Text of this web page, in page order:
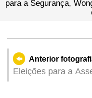
para a Segurança,
Anterior
Eleições para a